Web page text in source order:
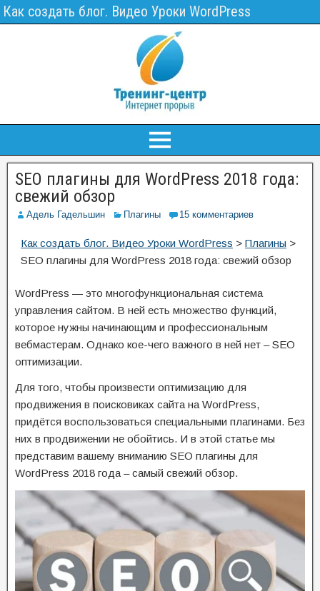
Как создать блог. Видео Уроки WordPress
SEO плагины для WordPress 2018 года:
свежий обзор
Адель Гадельшин Плагины 15 комментариев
Как создать блог. Видео Уроки WordPress > Плагины >
SEO плагины для WordPress 2018 года: свежий обзор
WordPress — это многофункциональная система
управления сайтом. В ней есть множество функций,
которое нужны начинающим и профессиональным
вебмастерам. Однако кое-чего важного в ней нет – SEO
оптимизации.
Для того, чтобы произвести оптимизацию для
продвижения в поисковиках сайта на WordPress,
придётся воспользоваться специальными плагинами. Без
них в продвижении не обойтись. И в этой статье мы
представим вашему вниманию SEO плагины для
WordPress 2018 года – самый свежий обзор.